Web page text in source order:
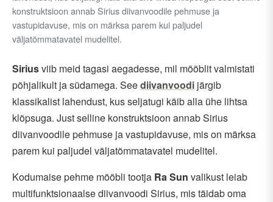
konstruktsioon annab Sirius diivanvoodile pehmuse ja
vastupidavuse, mis on märksa parem kui paljudel
väljatõmmatavatel mudelitel.
Siriusviib meid tagasi aegadesse, mil mööblit valmistati
põhjalikult ja südamega. Seediivanvoodi järgib
klassikalist lahendust, kus seljatugi käib alla ühe lihtsa
klõpsuga. Just selline konstruktsioon annab Sirius
diivanvoodile pehmuse ja vastupidavuse, mis on märksa
parem kui paljudel väljatõmmatavatel mudelitel.
Kodumaise pehme mööbli tootja Ra Sun valikust leiab
multifunktsionaalse diivanvoodi Sirius, mis täidab oma